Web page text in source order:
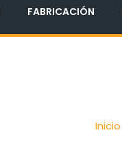
FABRICACIÓN
Inicio